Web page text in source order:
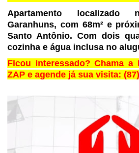
Apartamento
Garanhuns, com 68m² e
Santo Antônio. Com dois
cozinha e água inclusa no
Ficou interessado? Chama a
ZAP e agende já sua visita: